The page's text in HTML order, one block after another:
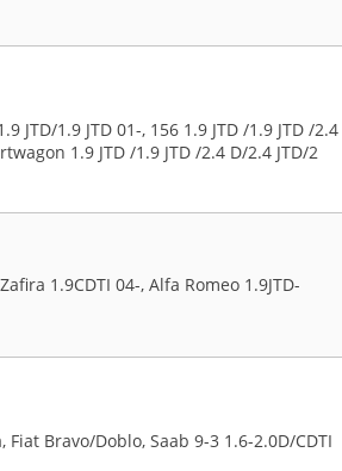
JTD/1.9 JTD 01-, 156 1.9 JTD /1.9 JTD /2.4
1.9 JTD /1.9 JTD /2.4 D/2.4 JTD/2
1.9CDTI 04-, Alfa Romeo 1.9JTD-
Bravo/Doblo, Saab 9-3 1.6-2.0D/CDTI